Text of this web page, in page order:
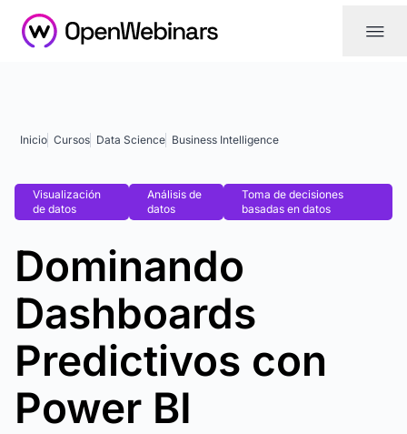
|||
Inicio Cursos Data Science Business Intelligence
Visualización
de datos
Análisis de
datos
Toma de decisiones
basadas en datos
Dominando
Dashboards
Predictivos con
Power BI